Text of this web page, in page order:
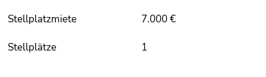
Stellplatzmiete 7.000 €
Stellplätze 1